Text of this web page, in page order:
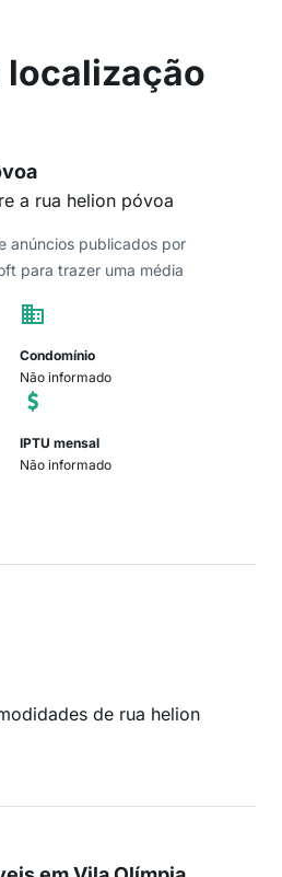
localização
a rua helion póvoa
anúncios publicados por
para trazer uma média
Condomínio
Não informado
IPTU mensal
Não informado
de rua helion